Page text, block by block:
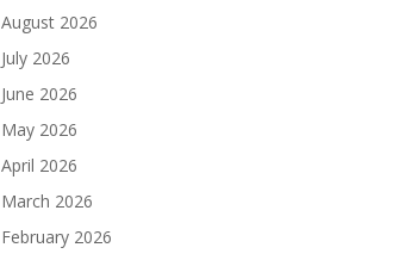
August 2026
July 2026
June 2026
May 2026
April 2026
March 2026
February 2026